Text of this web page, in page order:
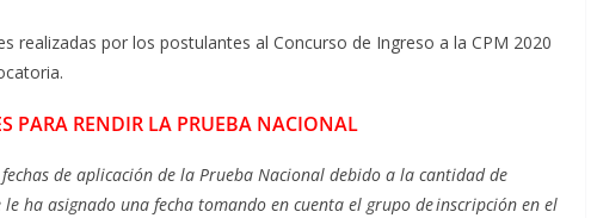
realizadas por los postulantes al Concurso de Ingreso a la CPM 2020
PARA RENDIR LA PRUEBA NACIONAL
de aplicación de la Prueba Nacional debido a la cantidad de
ha asignado una fecha tomando en cuenta el grupo de inscripción en el